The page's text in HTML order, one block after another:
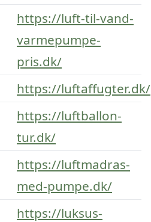
https://luft-til-vand-
varmepumpe-
pris.dk/
https://luftaffugter.dk/
https://luftballon-
tur.dk/
https://luftmadras-
med-pumpe.dk/
https://luksus-